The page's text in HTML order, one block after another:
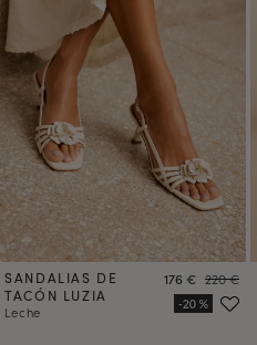
SANDALIAS DE
TACÓN LUZIA
Leche
Precio
176 € Precio
220 €